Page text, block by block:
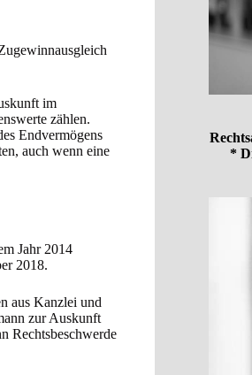
im
zählen.
Endvermögens
auch wenn eine
Jahr 2014
2018.
aus Kanzlei und
zur Auskunft
Rechtsbeschwerde
*